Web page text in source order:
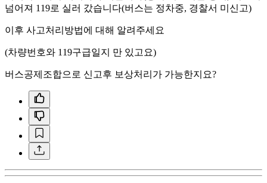
넘어져 119로 실러 갔습니다(버스는 정차중, 경찰서 미신고)
이후 사고처리방법에 대해 알려주세요
(차량번호와 119구급일지 만 있고요)
버스공제조합으로 신고후 보상처리가 가능한지요?